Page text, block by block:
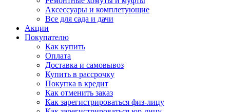
Аксессуары и комплетующие
Все для сада и дачи
Акции
Покупателю
Как купить
Оплата
Доставка и самовывоз
Купить в рассрочку
Покупка в кредит
Как отменить заказ
Как зарегистрироваться физ-лицу